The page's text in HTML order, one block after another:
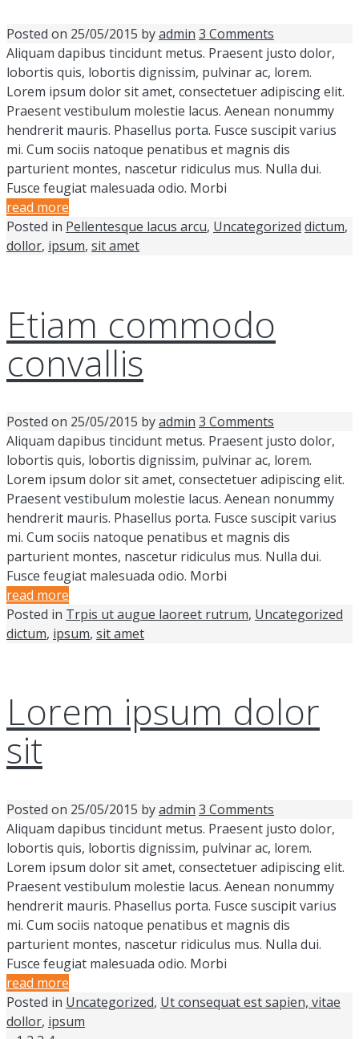
Posted on 25/05/2015 byadmin 3 Comments
Aliquam dapibus tincidunt metus. Praesent justo dolor,
lobortis quis, lobortis dignissim, pulvinar ac, lorem.
Lorem ipsum dolor sit amet, consectetuer adipiscing elit.
Praesent vestibulum molestie lacus. Aenean nonummy
hendrerit mauris. Phasellus porta. Fusce suscipit varius
mi. Cum sociis natoque penatibus et magnis dis
parturient montes, nascetur ridiculus mus. Nulla dui.
Fusce feugiat malesuada odio. Morbi
read more
Posted in Pellentesque lacus arcu, Uncategorized dictum,
dollor, ipsum, sit amet
Etiam commodo
convallis
Posted on 25/05/2015 byadmin 3 Comments
Aliquam dapibus tincidunt metus. Praesent justo dolor,
lobortis quis, lobortis dignissim, pulvinar ac, lorem.
Lorem ipsum dolor sit amet, consectetuer adipiscing elit.
Praesent vestibulum molestie lacus. Aenean nonummy
hendrerit mauris. Phasellus porta. Fusce suscipit varius
mi. Cum sociis natoque penatibus et magnis dis
parturient montes, nascetur ridiculus mus. Nulla dui.
Fusce feugiat malesuada odio. Morbi
read more
Posted in Trpis ut augue laoreet rutrum, Uncategorized
dictum, ipsum, sit amet
Lorem ipsum dolor
sit
Posted on 25/05/2015 byadmin 3 Comments
Aliquam dapibus tincidunt metus. Praesent justo dolor,
lobortis quis, lobortis dignissim, pulvinar ac, lorem.
Lorem ipsum dolor sit amet, consectetuer adipiscing elit.
Praesent vestibulum molestie lacus. Aenean nonummy
hendrerit mauris. Phasellus porta. Fusce suscipit varius
mi. Cum sociis natoque penatibus et magnis dis
parturient montes, nascetur ridiculus mus. Nulla dui.
Fusce feugiat malesuada odio. Morbi
read more
Posted in Uncategorized, Ut consequat est sapien, vitae
dollor, ipsum